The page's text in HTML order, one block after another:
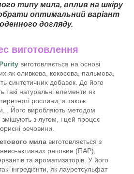
типу мила, вплив на шкіру
оптимальний варіант
догляду.
виготовлення
Purity виготовляється на основі
як оливкова, кокосова, пальмова,
синтетичних добавок. До його
такі натуральні елементи як
перетерті рослини, а також
. Його виробляють методом
з лугом, і цей процес
речовини.
мила виготовляється з
активних речовин (ПАР),
та ароматизаторів. У його
інгредієнти, як лауретсульфат